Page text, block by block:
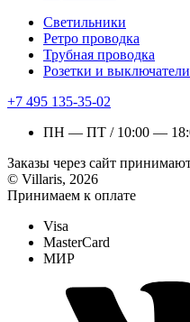
Светильники
Ретро проводка
Трубная проводка
Розетки и выключатели
+7 495 135-35-02
ПН — ПТ / 10:00 —
Заказы через сайт
© Villaris, 2026
Принимаем к оплате
Visa
MasterCard
МИР